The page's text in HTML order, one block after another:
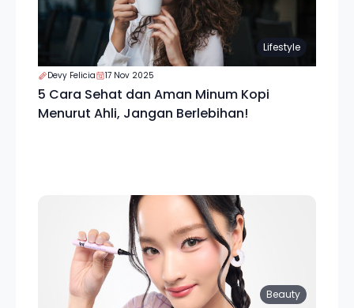
Lifestyle
Devy Felicia 17 Nov 2025
5 Cara Sehat dan Aman Minum Kopi
Menurut Ahli, Jangan Berlebihan!
Beauty